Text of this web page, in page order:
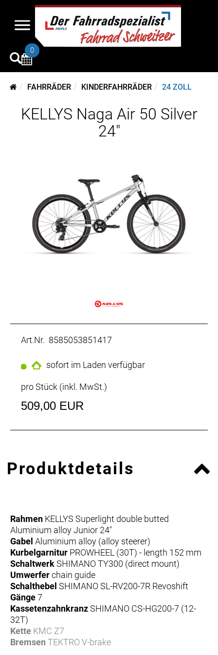
0
FAHRRÄDER KINDERFAHRRÄDER 24 ZOLL
KELLYS Naga Air 50 Silver
24"
Art.Nr. 8585053851417
sofort im Laden verfügbar
pro Stück (inkl. MwSt.)
509,00 EUR
Produktdetails
Rahmen KELLYS Superlight double butted
Aluminium alloy Junior 24"
Gabel Aluminium alloy (alloy steerer)
Kurbelgarnitur PROWHEEL (30T) - length 152 mm
SchaltwerkSHIMANO TY300 (direct mount)
Umwerferchain guide
Schalthebel SHIMANO SL-RV200-7R Revoshift
Gänge7
KassetenzahnkranzSHIMANO CS-HG200-7 (12-
32T)
Kette KMC Z7
Bremsen TEKTRO V-brake